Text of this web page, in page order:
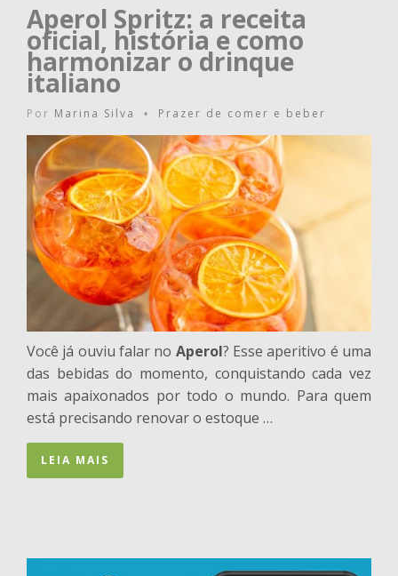
Aperol Spritz: a receita
oficial, história e como
harmonizar o drinque
italiano
Por Marina Silva • Prazer de comer e beber
Você já ouviu falar no Aperol? Esse aperitivo é uma
das bebidas do momento, conquistando cada vez
mais apaixonados por todo o mundo. Para quem
está precisando renovar o estoque …
LEIA MAIS